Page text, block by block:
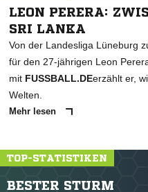
LEON PERERA:
SRI LANKA
Von der Landesliga Lüneburg
für den 27-jährigen Leon
mit FUSSBALL.DEerzählt er,
Welten.
Mehr lesen
TOP-STATISTIKEN
BESTER STURM